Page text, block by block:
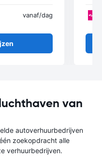
vanaf/dag
van
autoverhuurbedrijven
zoekopdracht alle
verhuurbedrijven.